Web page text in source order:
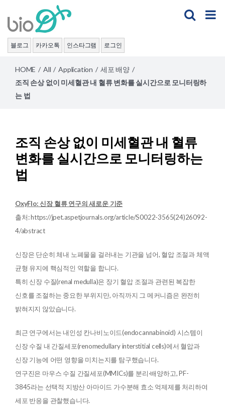
content
블로그 카카오톡 인스타그램 로그인
HOME / All / Application / 세포 배양 /
조직 손상 없이 미세혈관 내 혈류 변화를 실시간으로 모니터링하
는 법
조직 손상 없이 미세혈관 내 혈류
변화를 실시간으로 모니터링하는
법
OxyFlo: 신장 혈류 연구의 새로운 기준
출처: https://jpet.aspetjournals.org/article/S0022-3565(24)26092-
4/abstract
신장은 단순히 체내 노폐물을 걸러내는 기관을 넘어, 혈압 조절과 체액
균형 유지에 핵심적인 역할을 합니다.
특히 신장 수질(renal medulla)은 장기 혈압 조절과 관련된 복잡한
신호를 조절하는 중요한 부위지만, 아직까지 그 메커니즘은 완전히
밝혀지지 않았습니다.
최근 연구에서는 내인성 칸나비노이드(endocannabinoid) 시스템이
신장 수질 내 간질세포(renomedullary interstitial cells)에서 혈압과
신장 기능에 어떤 영향을 미치는지를 탐구했습니다.
연구진은 마우스 수질 간질세포(MMICs)를 분리·배양하고, PF-
3845라는 선택적 지방산 아마이드 가수분해 효소 억제제를 처리하여
세포 반응을 관찰했습니다.